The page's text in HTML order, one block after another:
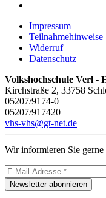
Impressum
Teilnahmehinweise
Widerruf
Datenschutz
Volkshochschule Verl -
Kirchstraße 2, 33758
05207/9174-0
05207/917420
vhs-vhs@gt-net.de
Wir informieren Sie
Newsletter abonnieren